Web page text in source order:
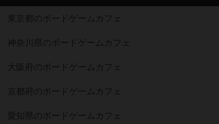
東京都のボードゲームカフェ
神奈川県のボードゲームカフェ
大阪府のボードゲームカフェ
京都府のボードゲームカフェ
愛知県のボードゲームカフェ